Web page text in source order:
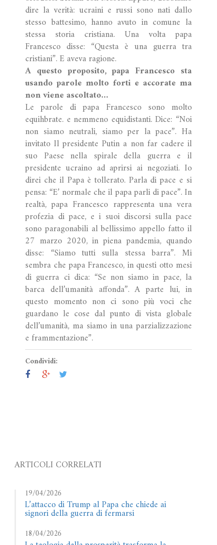
dire la verità: ucraini e russi sono nati dallo
stesso battesimo, hanno avuto in comune la
stessa storia cristiana. Una volta papa
Francesco disse: “Questa è una guerra tra
cristiani”. E aveva ragione.
A questo proposito, papa Francesco sta
usando parole molto forti e accorate ma
non viene ascoltato…
Le parole di papa Francesco sono molto
equihbrate. e nemmeno equidistanti. Dice: “Noi
non siamo neutrali, siamo per la pace”. Ha
invitato Il presidente Putin a non far cadere il
suo Paese nella spirale della guerra e il
presidente ucraino ad aprirsi ai negoziati. Io
direi che il Papa è tollerato. Parla di pace e si
pensa: “E’ normale che il papa parli di pace”. In
realtà, papa Francesco rappresenta una vera
profezia di pace, e i suoi discorsi sulla pace
sono paragonabili al bellissimo appello fatto il
27 marzo 2020, in piena pandemia, quando
disse: “Siamo tutti sulla stessa barra”. Mi
sembra che papa Francesco, in questi otto mesi
di guerra ci dica: “Se non siamo in pace, la
barca dell’umanità affonda”. A parte lui, in
questo momento non ci sono più voci che
guardano le cose dal punto di vista globale
dell’umanità, ma siamo in una parzializzazione
e frammentazione”.
Condividi:
ARTICOLI CORRELATI
19/04/2026
L’attacco di Trump al Papa che chiede ai
signori della guerra di fermarsi
18/04/2026